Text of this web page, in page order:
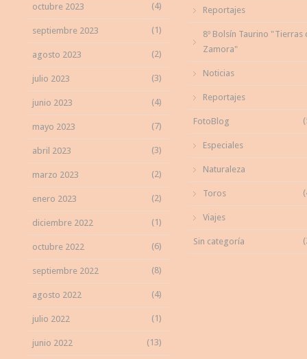
octubre 2023 (4)
septiembre 2023 (1)
agosto 2023 (2)
julio 2023 (3)
junio 2023 (4)
mayo 2023 (7)
abril 2023 (3)
marzo 2023 (2)
enero 2023 (2)
diciembre 2022 (1)
octubre 2022 (6)
septiembre 2022 (8)
agosto 2022 (4)
julio 2022 (1)
junio 2022 (13)
Reportajes
8º Bolsín Taurino "Tierras
Zamora"
Noticias
Reportajes
FotoBlog
Especiales
Naturaleza
Toros
Viajes
Sin categoría